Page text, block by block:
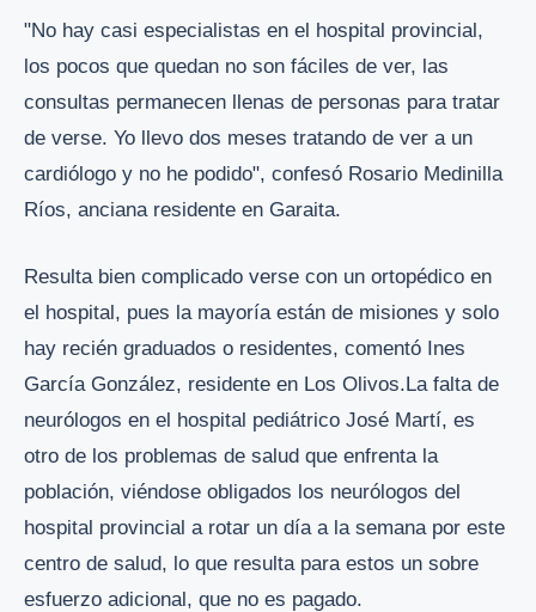
"No hay casi especialistas en el hospital provincial,
los pocos que quedan no son fáciles de ver, las
consultas permanecen llenas de personas para tratar
de verse. Yo llevo dos meses tratando de ver a un
cardiólogo y no he podido", confesó Rosario Medinilla
Ríos, anciana residente en Garaita.
Resulta bien complicado verse con un ortopédico en
el hospital, pues la mayoría están de misiones y solo
hay recién graduados o residentes, comentó Ines
García González, residente en Los Olivos.La falta de
neurólogos en el hospital pediátrico José Martí, es
otro de los problemas de salud que enfrenta la
población, viéndose obligados los neurólogos del
hospital provincial a rotar un día a la semana por este
centro de salud, lo que resulta para estos un sobre
esfuerzo adicional, que no es pagado.